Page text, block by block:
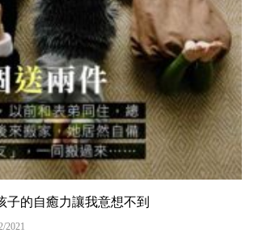
子的自癒力讓我意想不到
2021